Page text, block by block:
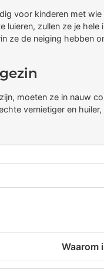
voor kinderen met
zullen ze je
ze de neiging
moeten ze in nauw
vernietiger en
Waarom